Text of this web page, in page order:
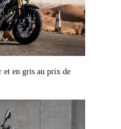
et en gris au prix de